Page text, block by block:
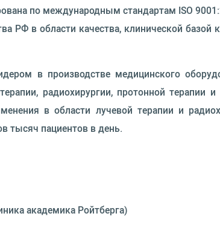
по международным стандартам ISO
РФ в области качества, клинической
в производстве медицинского
радиохирургии, протонной терапии
в области лучевой терапии и
тысяч пациентов в день.
академика Ройтберга)